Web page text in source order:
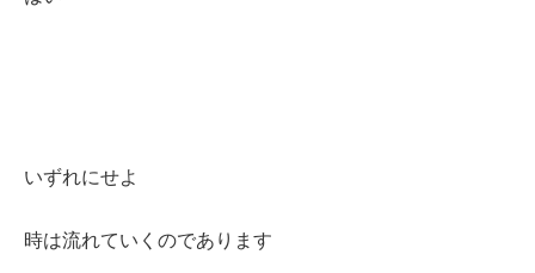
いずれにせよ
時は流れていくのであります